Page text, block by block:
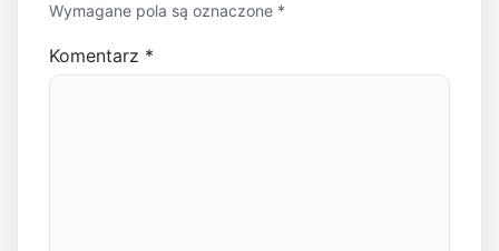
Wymagane pola są oznaczone *
Komentarz *